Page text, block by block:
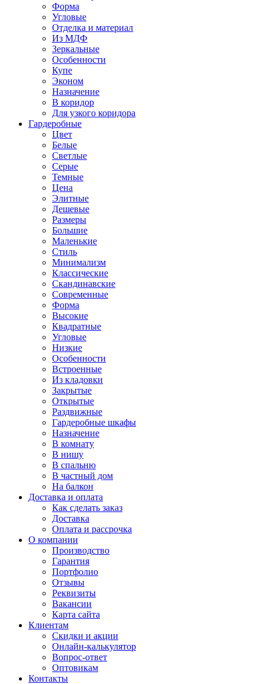
Форма
Угловые
Отделка и материал
Из МДФ
Зеркальные
Особенности
Купе
Эконом
Назначение
В коридор
Для узкого коридора
Гардеробные
Цвет
Белые
Светлые
Серые
Темные
Цена
Элитные
Дешевые
Размеры
Большие
Маленькие
Стиль
Минимализм
Классические
Скандинавские
Современные
Форма
Высокие
Квадратные
Угловые
Низкие
Особенности
Встроенные
Из кладовки
Закрытые
Открытые
Раздвижные
Гардеробные шкафы
Назначение
В комнату
В нишу
В спальню
В частный дом
На балкон
Доставка и оплата
Как сделать заказ
Доставка
Оплата и рассрочка
О компании
Производство
Гарантия
Портфолио
Отзывы
Реквизиты
Вакансии
Карта сайта
Клиентам
Скидки и акции
Онлайн-калькулятор
Вопрос-ответ
Оптовикам
Контакты